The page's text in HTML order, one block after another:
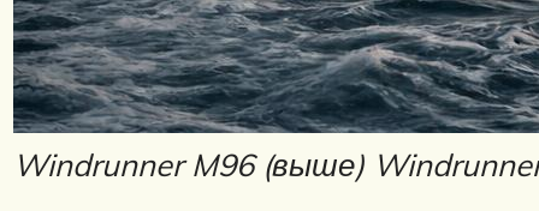
Windrunner M96 (выше)